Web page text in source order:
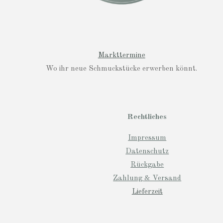
Markttermine
Wo ihr neue Schmuckstücke erwerben könnt.
Rechtliches
Impressum
Datenschutz
Rückgabe
Zahlung & Versand
Lieferzeit